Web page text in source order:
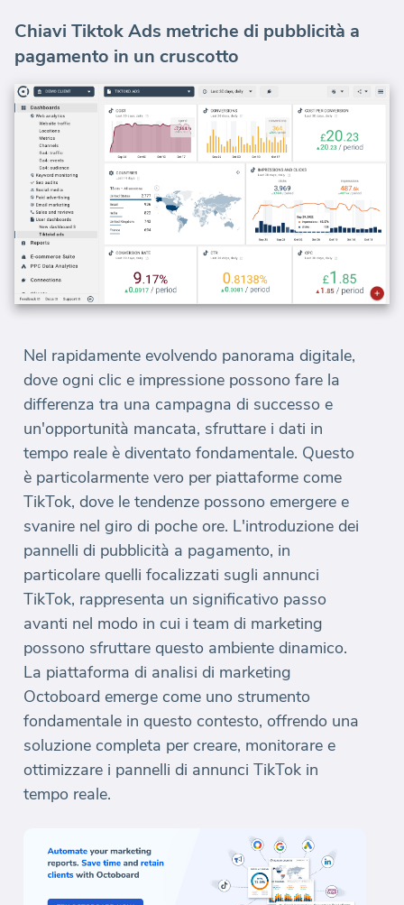
Chiavi Tiktok Ads metriche di pubblicità a
pagamento in un cruscotto
Nel rapidamente evolvendo panorama digitale,
dove ogni clic e impressione possono fare la
differenza tra una campagna di successo e
un'opportunità mancata, sfruttare i dati in
tempo reale è diventato fondamentale. Questo
è particolarmente vero per piattaforme come
TikTok, dove le tendenze possono emergere e
svanire nel giro di poche ore. L'introduzione dei
pannelli di pubblicità a pagamento, in
particolare quelli focalizzati sugli annunci
TikTok, rappresenta un significativo passo
avanti nel modo in cui i team di marketing
possono sfruttare questo ambiente dinamico.
La piattaforma di analisi di marketing
Octoboard emerge come uno strumento
fondamentale in questo contesto, offrendo una
soluzione completa per creare, monitorare e
ottimizzare i pannelli di annunci TikTok in
tempo reale.